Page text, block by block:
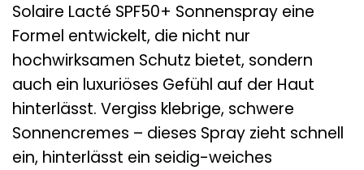
Solaire Lacté SPF50+ Sonnenspray eine
Formel entwickelt, die nicht nur
hochwirksamen Schutz bietet, sondern
auch ein luxuriöses Gefühl auf der Haut
hinterlässt. Vergiss klebrige, schwere
Sonnencremes – dieses Spray zieht schnell
ein, hinterlässt ein seidig-weiches